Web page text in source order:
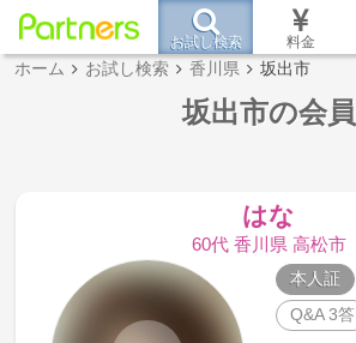
お試し検索 料金
ホーム お試し検索 香川県 坂出市
坂出市の会員
はな
60代 香川県 高松市
本人証
Q&A 3答